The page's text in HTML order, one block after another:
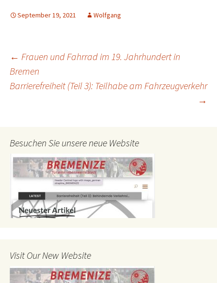
September 19, 2021 Wolfgang
Beitrags-
Navigation
← Frauen und Fahrrad im 19. Jahrhundert in
Bremen
Barrierefreiheit (Teil 3): Teilhabe am Fahrzeugverkehr
→
Besuchen Sie unsere neue Website
Visit Our New Website